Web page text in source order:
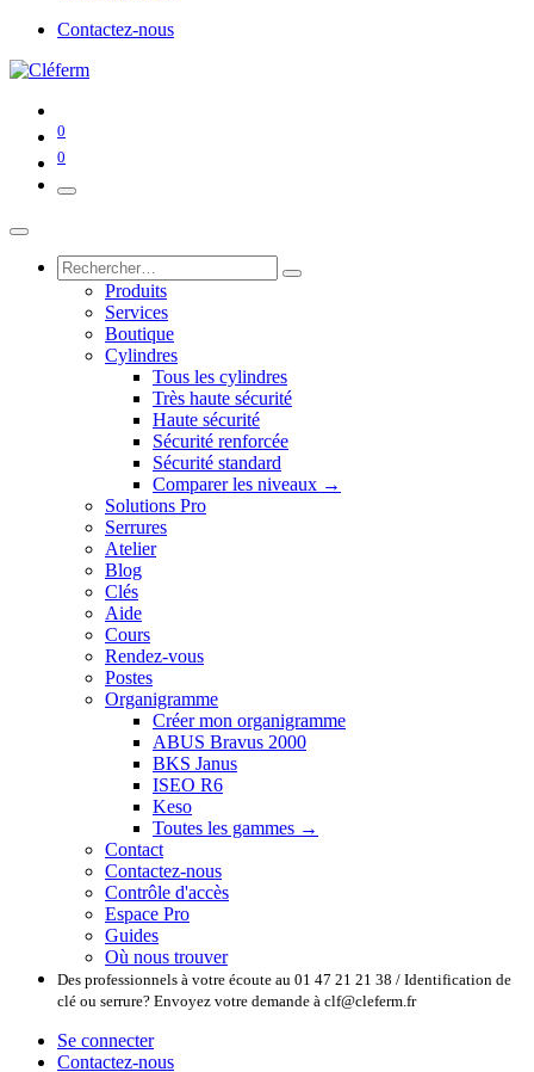
Contactez-nous
0
0
Produits
Services
Boutique
Cylindres
Tous les cylindres
Très haute sécurité
Haute sécurité
Sécurité renforcée
Sécurité standard
Comparer les niveaux →
Solutions Pro
Serrures
Atelier
Blog
Clés
Aide
Cours
Rendez-vous
Postes
Organigramme
Créer mon organigramme
ABUS Bravus 2000
BKS Janus
ISEO R6
Keso
Toutes les gammes →
Contact
Contactez-nous
Contrôle d'accès
Espace Pro
Guides
Où nous trouver
Des professionnels à votre écoute au 01 47 21 21 38 / Identification de
clé ou serrure? Envoyez votre demande à clf@cleferm.fr
Se connecter
Contactez-nous